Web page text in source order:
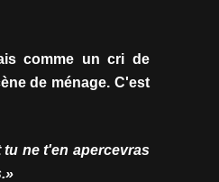
comme un cri de
de ménage. C'est
ne t'en apercevras